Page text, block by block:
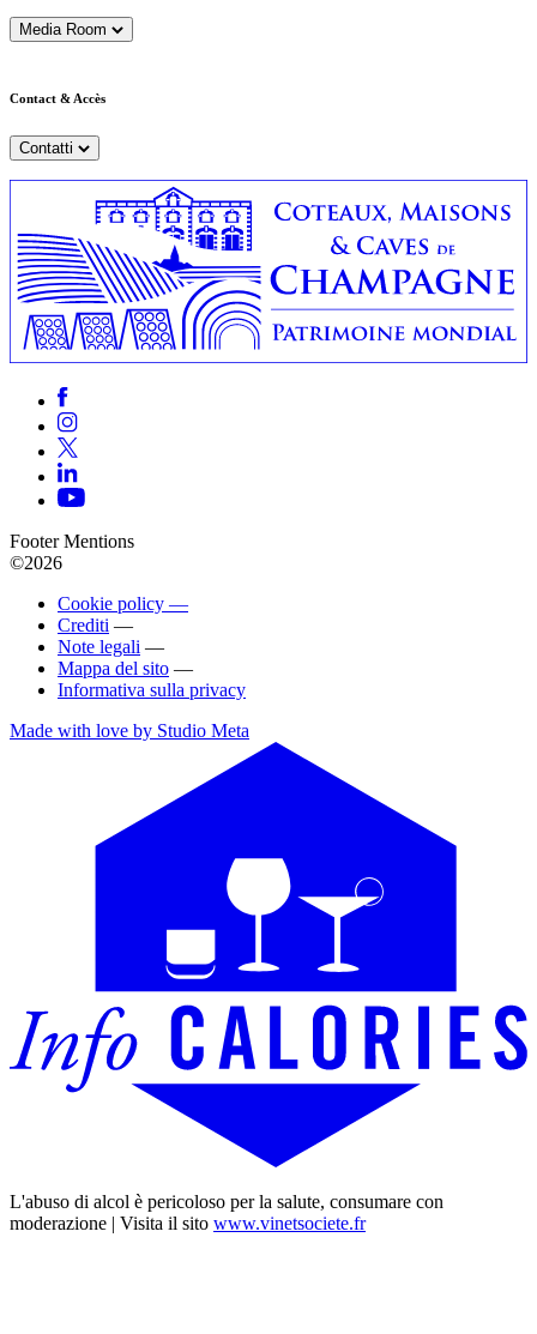
Media Room
Contact & Accès
Contatti
Footer Mentions
©2026
Cookie policy —
Crediti —
Note legali —
Mappa del sito —
Informativa sulla privacy
Made with love by Studio Meta
L'abuso di alcol è pericoloso per la salute, consumare con
moderazione | Visita il sito www.vinetsociete.fr